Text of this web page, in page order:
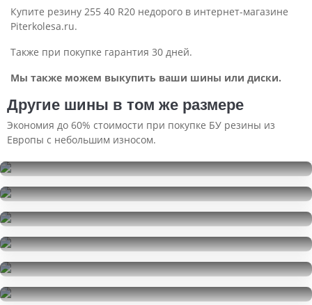
Купите резину 255 40 R20 недорого в интернет-магазине
Piterkolesa.ru.
Также при покупке гарантия 30 дней.
Мы также можем выкупить ваши шины или диски.
Другие шины в том же размере
Экономия до 60% стоимости при покупке БУ резины из
Европы с небольшим износом.
255/40R20
13000
за 2 шт.
255/40R20
35000
за 4 шт.
255/40R20
8000
за 1 шт.
255/40R20
16000
за 2 шт.
255/40R20